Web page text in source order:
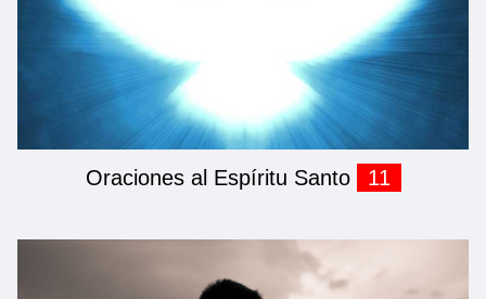
Oraciones al Espíritu Santo 11